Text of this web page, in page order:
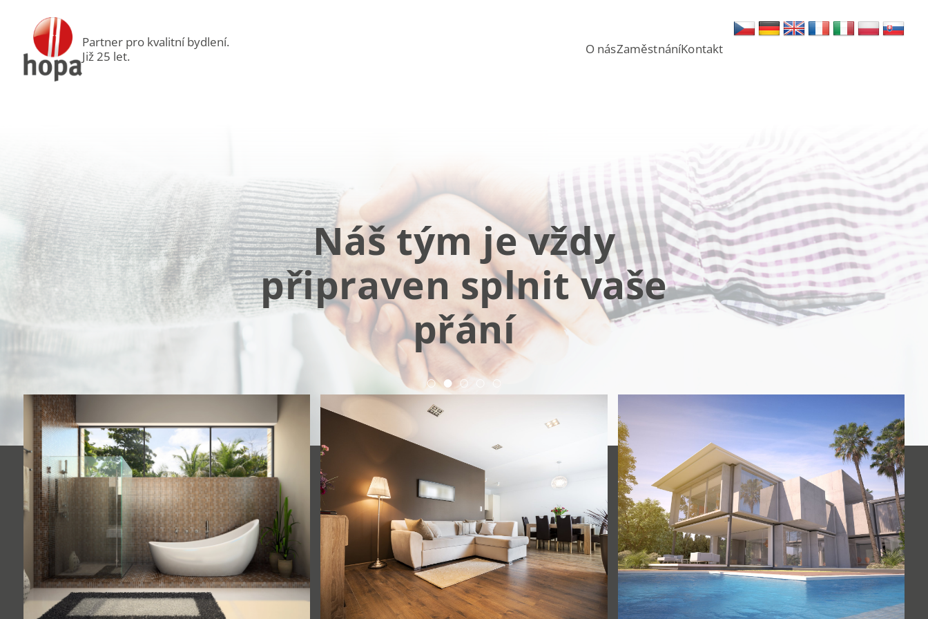
Partner pro kvalitní bydlení.
Již 25 let.
O násZaměstnáníKontakt
Náš tým je vždy
připraven splnit vaše
přání